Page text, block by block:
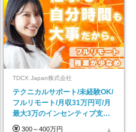
TDCX Japan株式会社
テクニカルサポート/未経験OK/
フルリモート/月収31万円可/月
最大3万のインセンティブ支給/
平均年齢33歳
300～400万円